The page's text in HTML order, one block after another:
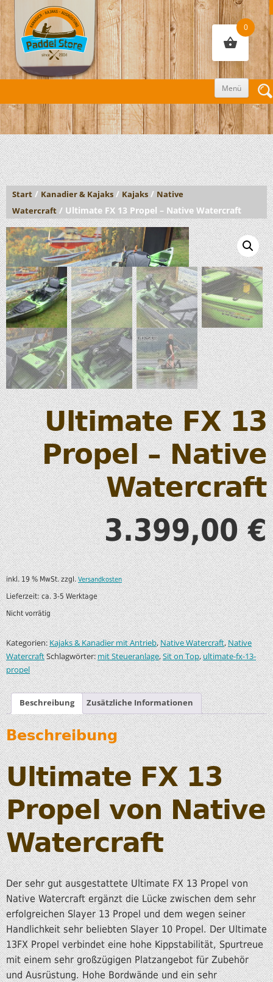
Menü
Zum
Inhalt
Start / Kanadier & Kajaks / Kajaks / Native
Watercraft / Ultimate FX 13 Propel – Native Watercraft
Ultimate FX 13
Propel – Native
Watercraft
3.399,00€
inkl. 19 % MwSt. zzgl.Versandkosten
Lieferzeit:ca. 3-5 Werktage
Nicht vorrätig
Kategorien:Kajaks & Kanadier mit Antrieb,Native Watercraft,Native
WatercraftSchlagwörter:mit Steueranlage,Sit on Top,ultimate-fx-13-
propel
Beschreibung Zusätzliche Informationen
Beschreibung
Ultimate FX 13
Propel von Native
Watercraft
Der sehr gut ausgestattete Ultimate FX 13 Propel von
Native Watercraft ergänzt die Lücke zwischen dem sehr
erfolgreichen Slayer 13 Propel und dem wegen seiner
Handlichkeit sehr beliebten Slayer 10 Propel. Der Ultimate
13FX Propel verbindet eine hohe Kippstabilität, Spurtreue
mit einem sehr großzügigen Platzangebot für Zubehör
und Ausrüstung. Hohe Bordwände und ein sehr
0